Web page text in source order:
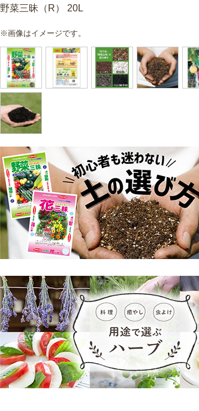
野菜三昧（R） 20L
※画像はイメージです。